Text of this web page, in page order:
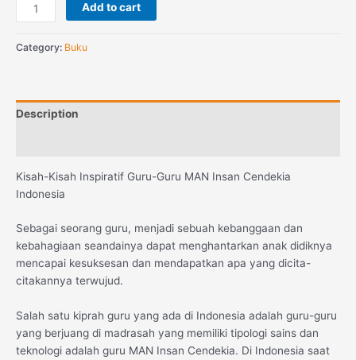
Add to cart
Category: Buku
Description
Kisah-Kisah Inspiratif Guru-Guru MAN Insan Cendekia
Indonesia
Sebagai seorang guru, menjadi sebuah kebanggaan dan
kebahagiaan seandainya dapat menghantarkan anak didiknya
mencapai kesuksesan dan mendapatkan apa yang dicita-
citakannya terwujud.
Salah satu kiprah guru yang ada di Indonesia adalah guru-guru
yang berjuang di madrasah yang memiliki tipologi sains dan
teknologi adalah guru MAN Insan Cendekia. Di Indonesia saat